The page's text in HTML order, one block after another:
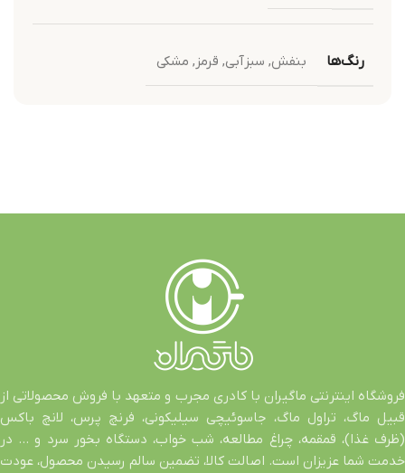
رنگ‌ها بنفش, سبزآبی, قرمز , مشکی
فروشگاه اینترنتی ماگیران با کادری مجرب و متعهد با فروش محصولاتی از
قبیل ماگ، تراول ماگ، جاسوئیچی سیلیکونی، فرنچ پرس، لانچ باکس
(ظرف غذا)، قمقمه، چراغ مطالعه، شب خواب، دستگاه بخور سرد و … در
خدمت شما عزیزان است. اصالت کالا، تضمین سالم رسیدن محصول، عودت